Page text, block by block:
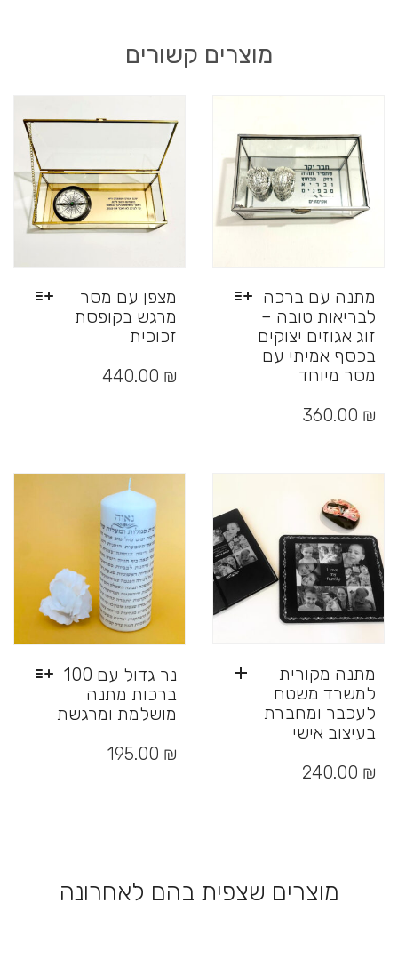
מוצרים קשורים
מצפן עם מסר
מרגש בקופסת
זכוכית
זה
את
האפשרויות
בעמוד
המוצר
440.00 ₪
מתנה עם ברכה
לבריאות טובה –
זוג אגוזים יצוקים
בכסף אמיתי עם
מסר מיוחד
זה
לבחור
האפשרויות
בעמוד
המוצר
360.00 ₪
נר גדול עם 100
ברכות מתנה
מושלמת ומרגשת
זה
בעמוד
195.00 ₪
מתנה מקורית
למשרד משטח
לעכבר ומחברת
בעיצוב אישי
240.00 ₪
מוצרים שצפית בהם לאחרונה